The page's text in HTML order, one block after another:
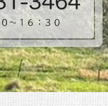
〜１６：３０